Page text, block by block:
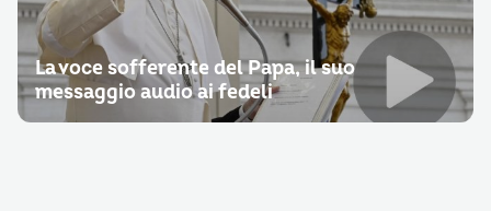
La voce sofferente del Papa, il suo
messaggio audio ai fedeli